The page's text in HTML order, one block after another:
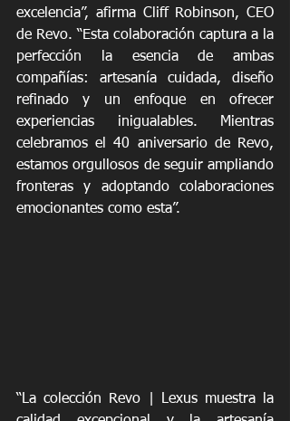
excelencia”, afirma Cliff Robinson, CEO
de Revo. “Esta colaboración captura a la
perfección la esencia de ambas
compañías: artesanía cuidada, diseño
refinado y un enfoque en ofrecer
experiencias inigualables. Mientras
celebramos el 40 aniversario de Revo,
estamos orgullosos de seguir ampliando
fronteras y adoptando colaboraciones
emocionantes como esta”.
“La colección Revo | Lexus muestra la